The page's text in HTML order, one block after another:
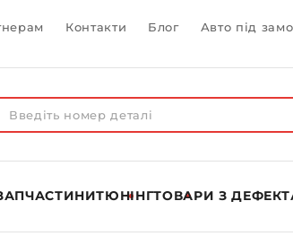
Контакти Блог
Авто під
ТЮНІНГТОВАРИ З